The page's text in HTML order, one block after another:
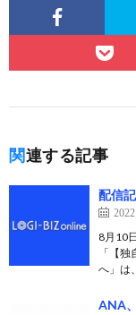
関連する記事
配信
8月10
「【
へ」は
ANA